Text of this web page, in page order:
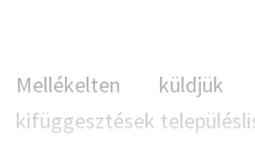
Mellékelten
kifüggesztések